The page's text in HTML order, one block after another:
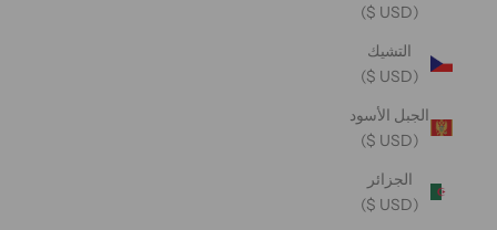
(USD $)
التشيك
(USD $)
الجبل الأسود
(USD $)
الجزائر
(USD $)